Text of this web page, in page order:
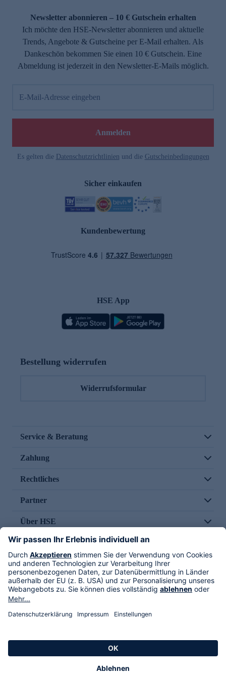
Newsletter abonnieren – 10 € Gutschein erhalten
Ich möchte den HSE-Newsletter abonnieren und aktuelle
Trends, Angebote & Gutscheine per E-Mail erhalten. Als
Dankeschön bekommen Sie einen 10 € Gutschein. Eine
Abmeldung ist jederzeit in den Newsletter-E-Mails möglich.
E-Mail-Adresse eingeben
Anmelden
Es gelten die Datenschutzrichtlinien und die Gutscheinbedingungen
Sicher einkaufen
Kundenbewertung
HSE App
Bestellung widerrufen
Widerrufsformular
Service & Beratung
Zahlung
Rechtliches
Partner
Über HSE
Im TV
HSE International